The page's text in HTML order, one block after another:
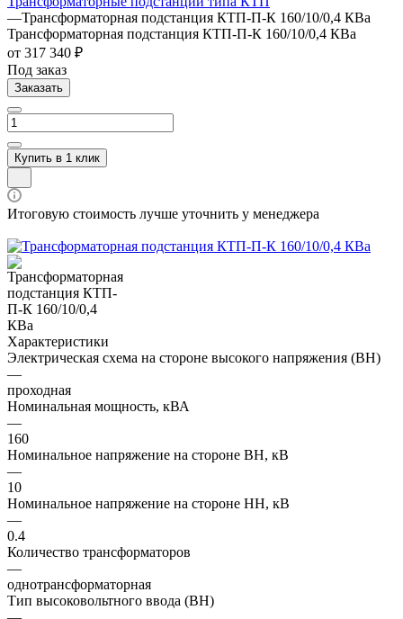
—Трансформаторная подстанция КТП-П-К 160/10/0,4 КВа
Трансформаторная подстанция КТП-П-К 160/10/0,4 КВа
от 317 340 ₽
Под заказ
Заказать
Купить в 1 клик
Итоговую стоимость лучше уточнить у менеджера
Характеристики
Электрическая схема на стороне высокого напряжения (ВН)
—
проходная
Номинальная мощность, кВА
—
160
Номинальное напряжение на стороне ВН, кВ
—
10
Номинальное напряжение на стороне НН, кВ
—
0.4
Количество трансформаторов
—
однотрансформаторная
Тип высоковольтного ввода (ВН)